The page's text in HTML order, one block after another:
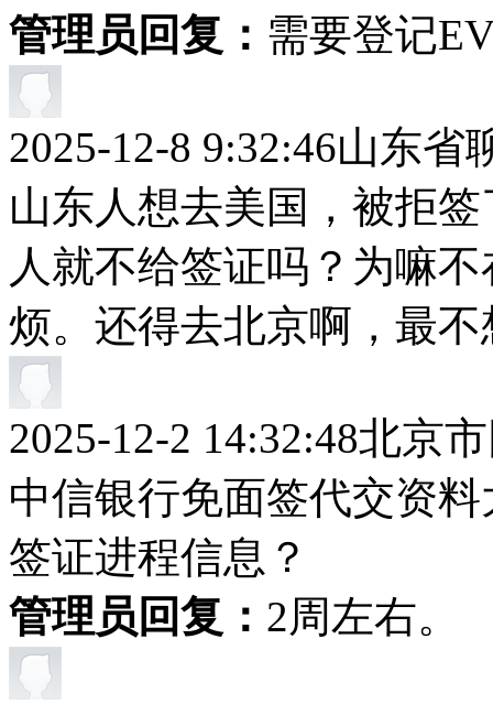
管理员回复： 需要登记
2025-12-8 9:32:46山东省
山东人想去美国，被拒
人就不给签证吗？为嘛
烦。还得去北京啊，最
2025-12-2 14:32:48北京
中信银行免面签代交资
签证进程信息？
管理员回复： 2周左右。